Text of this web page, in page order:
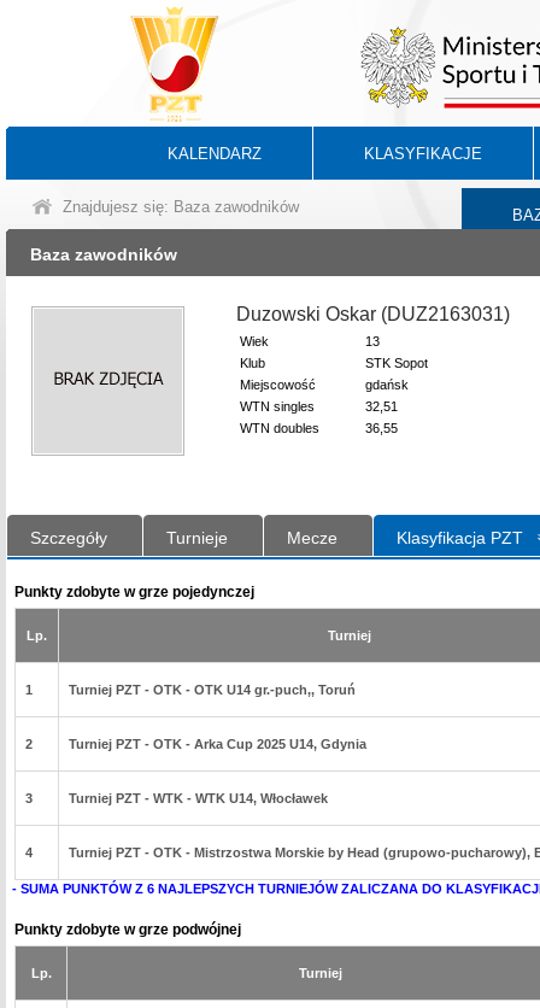
KALENDARZ KLASYFIKACJE
Znajdujesz się: Baza zawodników
Baza zawodników
Duzowski Oskar (DUZ2163031)
Wiek
13
Klub
STK Sopot
Miejscowość
gdańsk
WTN singles
32,51
WTN doubles
36,55
Szczegóły Turnieje Mecze Klasyfikacja PZT
Punkty zdobyte w grze pojedynczej
Lp. Turniej
1 Turniej PZT - OTK - OTK U14 gr.-puch,, Toruń
2 Turniej PZT - OTK - Arka Cup 2025 U14, Gdynia
3 Turniej PZT - WTK - WTK U14, Włocławek
4 Turniej PZT - OTK - Mistrzostwa Morskie by Head (grupowo-pucharowy),
- SUMA PUNKTÓW Z 6 NAJLEPSZYCH TURNIEJÓW ZALICZANA DO
Punkty zdobyte w grze podwójnej
Lp. Turniej